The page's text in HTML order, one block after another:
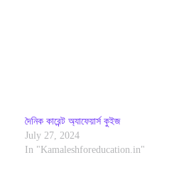
দৈনিক কারেন্ট অ্যাফেয়ার্স কুইজ
July 27, 2024
In "Kamaleshforeducation.in"